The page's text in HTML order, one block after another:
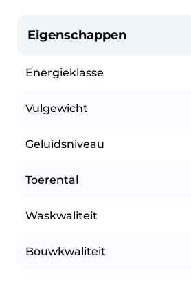
Eigenschappen
Energieklasse
Vulgewicht
Geluidsniveau
Toerental
Waskwaliteit
Bouwkwaliteit